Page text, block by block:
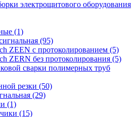
электрощитового оборудования
(1)
(95)
ZEEN c протоколированием (5)
ZERN без протоколирования (5)
сварки полимерных труб
резки (50)
(29)
(1)
(15)